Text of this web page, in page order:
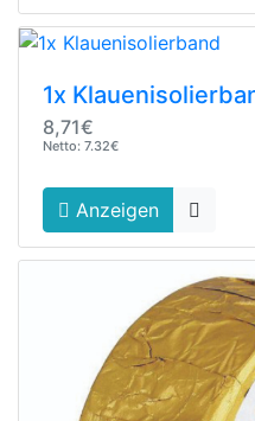
1x
8,71€
Netto: 7.32€
Anzeigen